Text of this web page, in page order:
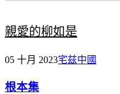
親愛的柳如是
05 十月 2023宅兹中國
根本集